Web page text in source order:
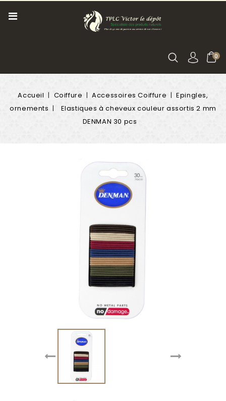
0
Accueil Coiffure Accessoires Coiffure
Epingles,
ornements
Elastiques à cheveux couleur assortis 2 mm
DENMAN 30 pcs